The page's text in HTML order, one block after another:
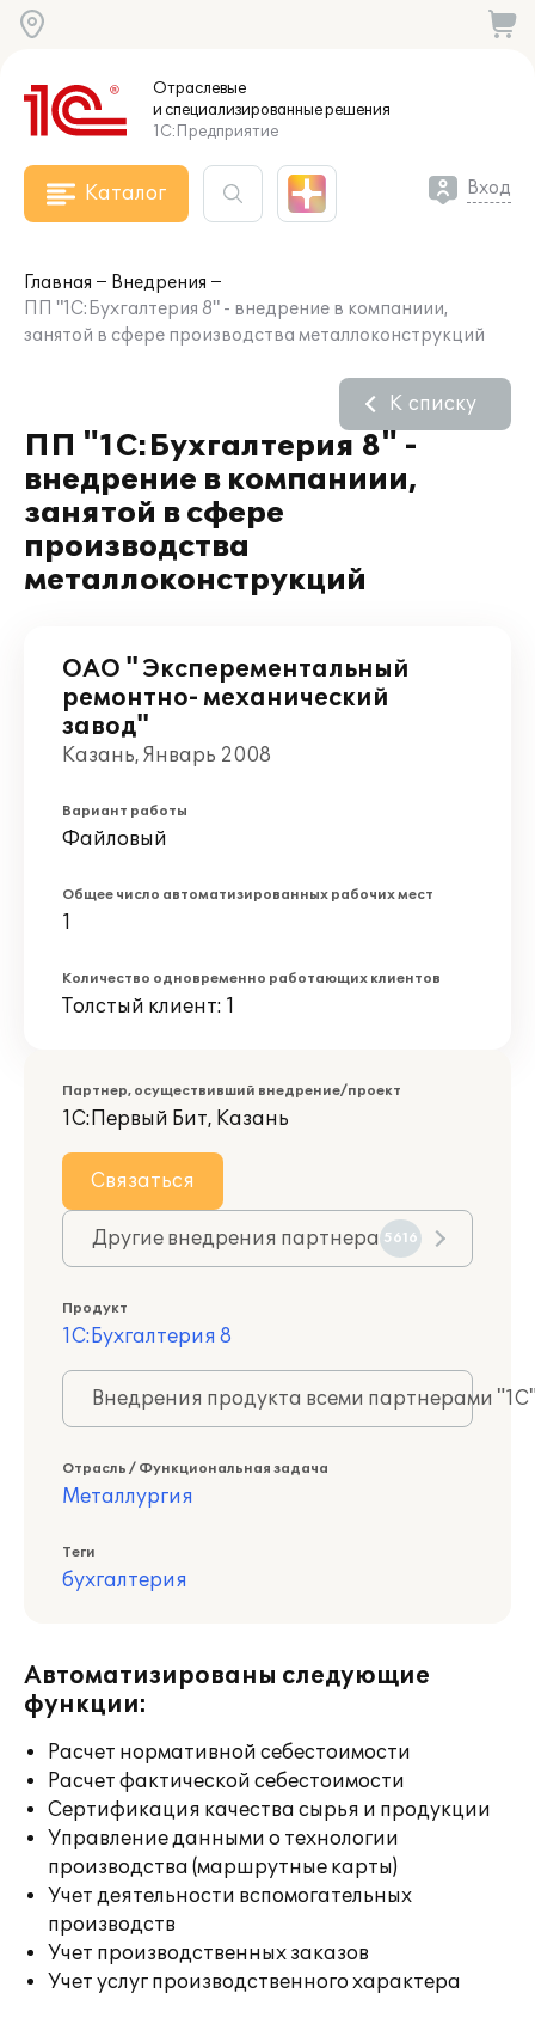
Отраслевые
и специализированныерешения
1С:Предприятие
Каталог Вход
Главная
Внедрения
ПП "1С:Бухгалтерия 8" - внедрение в компаниии,
занятой в сфере производства металлоконструкций
ПП "1С:Бухгалтерия 8" -
внедрение в компаниии,
занятой в сфере
производства
металлоконструкций
К списку
ОАО " Эксперементальный
ремонтно- механический
завод"
Казань, Январь 2008
Вариант работы
Файловый
Общее число автоматизированных рабочих мест
1
Количество одновременно работающих клиентов
Толстый клиент: 1
Партнер, осуществивший внедрение/проект
1С:Первый Бит, Казань
Связаться
Другие внедрения партнера 5616
Продукт
1С:Бухгалтерия 8
Внедрения продукта всеми партнерами
Отрасль / Функциональная задача
Металлургия
Теги
бухгалтерия
Автоматизированы следующие
функции:
Расчет нормативной себестоимости
Расчет фактической себестоимости
Сертификация качества сырья и продукции
Управление данными о технологии
производства (маршрутные карты)
Учет деятельности вспомогательных
производств
Учет производственных заказов
Учет услуг производственного характера